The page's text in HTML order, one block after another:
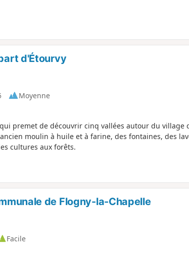
d'Étourvy
Moyenne
premet de découvrir cinq vallées autour du village
moulin à huile et à farine, des fontaines, des
cultures aux forêts.
de Flogny-la-Chapelle
Facile